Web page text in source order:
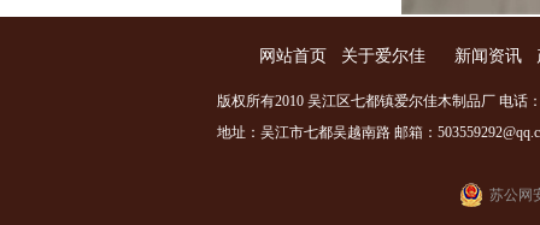
网站首页 关于爱尔佳 新闻资讯
版权所有2010 吴江区七都镇爱尔佳木制品厂 电话
地址：吴江市七都吴越南路 邮箱：
苏公网